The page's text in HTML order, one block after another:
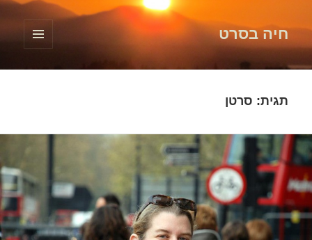
חיה בסרט
תגית: סרטן